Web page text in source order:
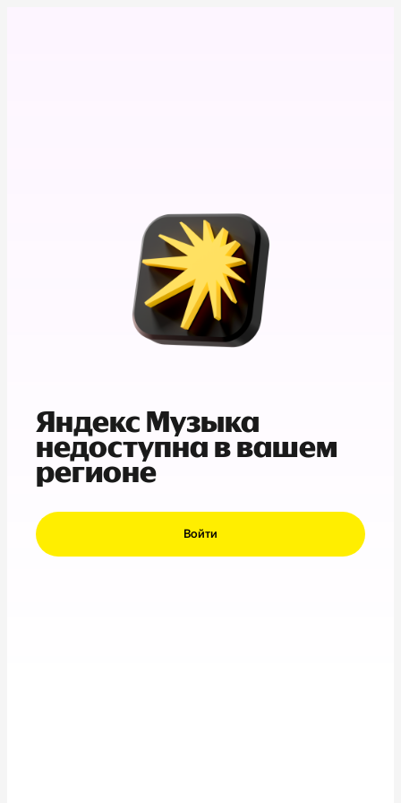
Яндекс Музыка
недоступна в вашем
регионе
Войти